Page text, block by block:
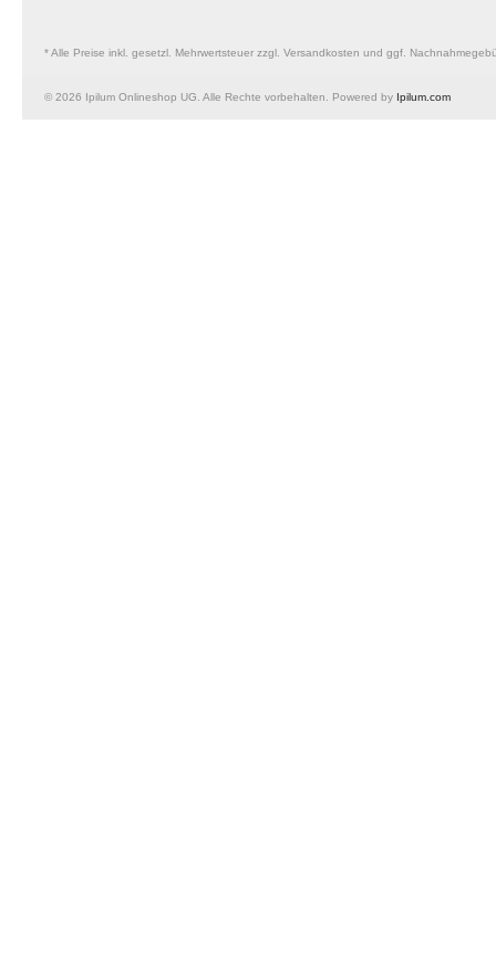
* Alle Preise inkl. gesetzl. Mehrwertsteuer zzgl. Versandkosten und ggf.
© 2026 Ipilum Onlineshop UG. Alle Rechte vorbehalten. Powered by Ipilum.com